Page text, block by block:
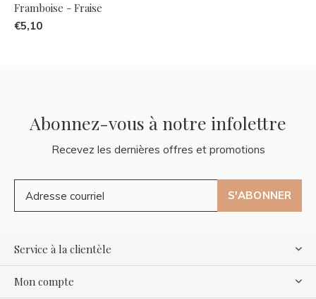
Framboise - Fraise
€5,10
Abonnez-vous à notre infolettre
Recevez les dernières offres et promotions
S'ABONNER
Service à la clientèle
Mon compte